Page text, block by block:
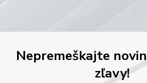
Nepremeškajte
zľavy!